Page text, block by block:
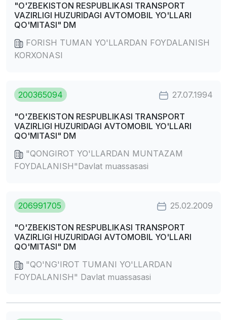
"O'ZBEKISTON RESPUBLIKASI TRANSPORT
VAZIRLIGI HUZURIDAGI AVTOMOBIL YO'LLARI
QO'MITASI" DM
FORISH TUMAN YO'LLARDAN FOYDALANISH
KORXONASI
200365094 27.07.1994
"O'ZBEKISTON RESPUBLIKASI TRANSPORT
VAZIRLIGI HUZURIDAGI AVTOMOBIL YO'LLARI
QO'MITASI" DM
"QONGIROT YO'LLARDAN MUNTAZAM
FOYDALANISH"Davlat muassasasi
206991705 25.02.2009
"O'ZBEKISTON RESPUBLIKASI TRANSPORT
VAZIRLIGI HUZURIDAGI AVTOMOBIL YO'LLARI
QO'MITASI" DM
"QO'NG'IROT TUMANI YO'LLARDAN
FOYDALANISH" Davlat muassasasi